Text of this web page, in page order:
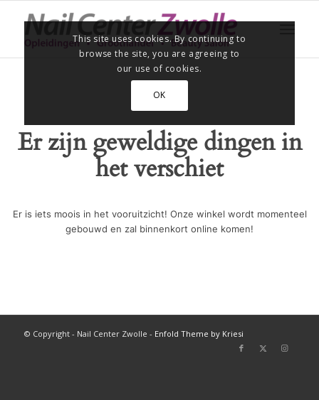
Er zijn geweldige dingen in
het verschiet
Er is iets moois in het vooruitzicht! Onze winkel wordt momenteel
gebouwd en zal binnenkort online komen!
© Copyright - Nail Center Zwolle - Enfold Theme by Kriesi
This site uses cookies. By continuing to
browse the site, you are agreeing to
our use of cookies.
OK